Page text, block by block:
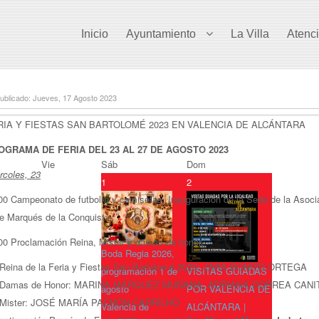
Inicio Ayuntamiento La Villa
Vie Sáb
Dom
1
Boda Regia 2026,
programación 1 de
agosto
Valencia de
2
VISITAS GUIADAS
POR VALENCIA DE
ALCÁNTARA |
Jueves, 17 Agosto 2023
Y FIESTAS SAN BARTOLOMÉ 2023 EN VALENCIA DE ALCÁNTARA
DE FERIA DEL 23 AL 27 DE AGOSTO 2023
23
Campeonato de futbolín y camisetas. Inauguración de la Sede de la
Marqués de la Conquista.
Proclamación Reina, Mister y damas de honor.
Reina de la Feria y Fiestas San Bartolomé 2023: JARA BONITO ORTEGA
Damas de Honor: MARINA MÁRQUEZ MUÑANA, ADRIANA CORREA
Mister: JOSÉ MARÍA PACHÓN CARRILHO